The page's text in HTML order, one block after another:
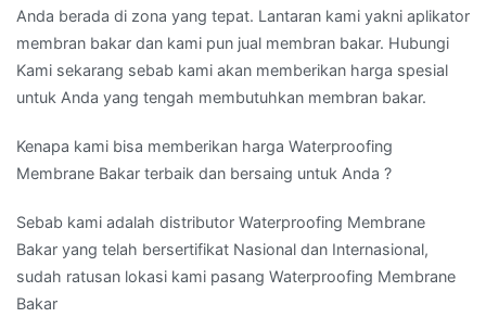
Anda berada di zona yang tepat. Lantaran kami yakni aplikator
membran bakar dan kami pun jual membran bakar. Hubungi
Kami sekarang sebab kami akan memberikan harga spesial
untuk Anda yang tengah membutuhkan membran bakar.
Kenapa kami bisa memberikan harga Waterproofing
Membrane Bakar terbaik dan bersaing untuk Anda ?
Sebab kami adalah distributor Waterproofing Membrane
Bakar yang telah bersertifikat Nasional dan Internasional,
sudah ratusan lokasi kami pasang Waterproofing Membrane
Bakar